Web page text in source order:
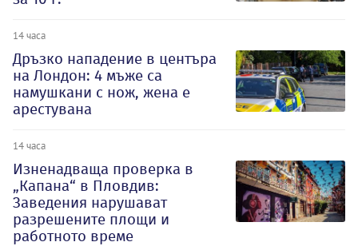
14 часа
Дръзко нападение в центъра
на Лондон: 4 мъже са
намушкани с нож, жена е
арестувана
14 часа
Изненадваща проверка в
„Капана“ в Пловдив:
Заведения нарушават
разрешените площи и
работното време